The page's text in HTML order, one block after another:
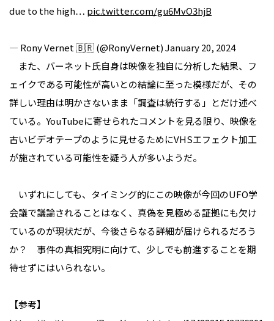
due to the high… pic.twitter.com/gu6MvO3hjB
— Rony Vernet 🇧🇷 (@RonyVernet)January 20, 2024
また、バーネット氏自身は映像を独自に分析した結果、フ
ェイクである可能性が高いとの結論に至った模様だが、その
詳しい理由は明かさないまま「調査は続行する」とだけ述べ
ている。YouTubeに寄せられたコメントを見る限り、映像を
古いビデオテープのように見せるためにVHSエフェクト加工
が施されている可能性を疑う人が多いようだ。
いずれにしても、タイミング的にこの映像が今回のUFO学
会議で議論されることはなく、真偽を見極める証拠にも欠け
ているのが現状だが、今後さらなる詳細が届けられるだろう
か？ 事件の真相究明に向けて、少しでも前進することを期
待せずにはいられない。
【参考】